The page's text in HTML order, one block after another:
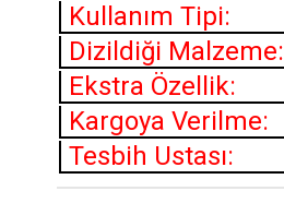
Kullanım Tipi:
Dizildiği Malzeme:
Ekstra Özellik:
Kargoya Verilme:
Tesbih Ustası: